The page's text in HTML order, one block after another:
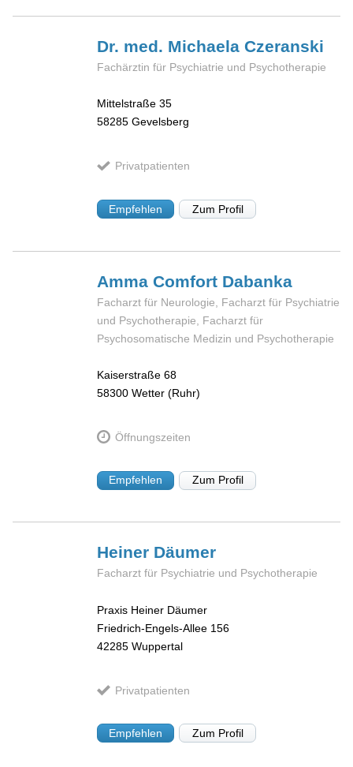
Dr. med. MichaelaCzeranski
Fachärztin für Psychiatrie und Psychotherapie
Mittelstraße 35
58285 Gevelsberg
Privatpatienten
Empfehlen Zum Profil
Amma Comfort Dabanka
Facharzt für Neurologie, Facharzt für Psychiatrie
und Psychotherapie, Facharzt für
Psychosomatische Medizin und Psychotherapie
Kaiserstraße 68
58300 Wetter (Ruhr)
Öffnungszeiten
Empfehlen Zum Profil
Heiner Däumer
Facharzt für Psychiatrie und Psychotherapie
Praxis Heiner Däumer
Friedrich-Engels-Allee 156
42285 Wuppertal
Privatpatienten
Empfehlen Zum Profil